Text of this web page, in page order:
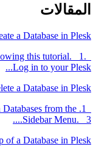
المقالات
a Database in Plesk
this tutorial. 1.
Log in to your Plesk...
a Database in Plesk
from the
Sidebar Menu. 3....
a Database in Plesk